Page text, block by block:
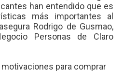
han entendido que es
más importantes al
Rodrigo de Gusmao,
Personas de Claro
para comprar